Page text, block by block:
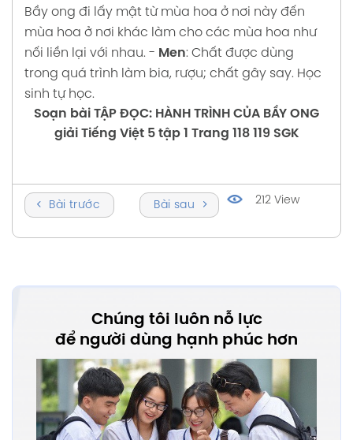
Bầy ong đi lấy mật từ mùa hoa ở nơi này đến
mùa hoa ở nơi khác làm cho các mùa hoa như
nối liền lại với nhau. - Men: Chất được dùng
trong quá trình làm bia, rượu; chất gây say. Học
sinh tự học.
Soạn bài TẬP ĐỌC: HÀNH TRÌNH CỦA BẦY ONG
giải Tiếng Việt 5 tập 1 Trang 118 119 SGK
Bài trước Bài sau 212 View
Chúng tôi luôn nỗ lực
để người dùng hạnh phúc hơn